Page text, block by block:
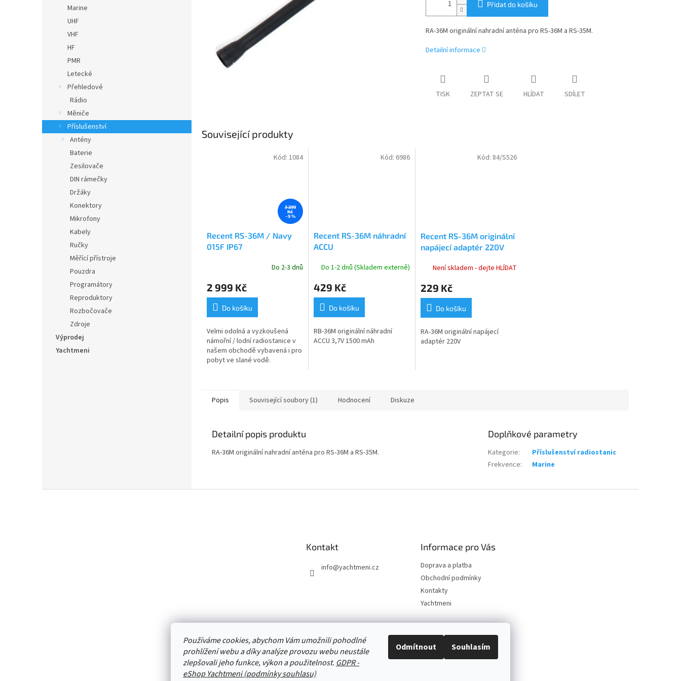
Používáme cookies, abychom Vám umožnili pohodlné
prohlížení webu a díky analýze provozu webu neustále
zlepšovali jeho funkce, výkon a použitelnost. GDPR -
eShop Yachtmeni (podmínky souhlasu)
Odmítnout Souhlasím
Marine
UHF
VHF
HF
PMR
Letecké
Přehledové
Rádio
Měniče
Příslušenství
Antény
Baterie
Zesilovače
DIN rámečky
Držáky
Konektory
Mikrofony
Kabely
Ručky
Měřící přístroje
Pouzdra
Programátory
Reproduktory
Rozbočovače
Zdroje
Výprodej
Yachtmeni
Přidat do košíku
RA-36M originální nahradní anténa pro RS-36M a RS-35M.
Detailní informace
TISK ZEPTAT SE HLÍDAT SDÍLET
Související produkty
3 299
Kč
–9 %
Recent RS-36M / Navy
015F IP67
produktu
je
5,0
z
5
hvězdiček.
Do 2-3 dnů
2 999 Kč
Do košíku
Velmi odolná a vyzkoušená
námořní / lodní radiostanice v
našem obchodě vybavená i pro
pobyt ve slané vodě.
Kód: 1084
Recent RS-36M náhradní
ACCU
Do 1-2 dnů (Skladem externě)
429 Kč
Do košíku
RB-36M originální náhradní
ACCU 3,7V 1500 mAh
Kód: 6986
Recent RS-36M originální
napájecí adaptér 220V
Není skladem - dejte HLÍDAT
229 Kč
Do košíku
RA-36M originální napájecí
adaptér 220V
Kód: 84/S526
Popis Související soubory (1) Hodnocení Diskuze
Detailní popis produktu
RA-36M originální nahradní anténa pro RS-36M a RS-35M.
Doplňkové parametry
Kategorie:
Příslušenství radiostanic
Frekvence: Marine
Kontakt
info@yachtmeni.cz
Informace pro Vás
Doprava a platba
Obchodní podmínky
Kontakty
Yachtmeni
Zboží.cz Heureka.cz Yachtmeni ComGate Payments, a.s.